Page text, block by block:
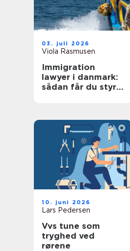
03. juli 2026
Viola Rasmusen
Immigration
lawyer i danmark:
sådan får du styr
10. juni 2026
Lars Pedersen
Vvs tune som
tryghed ved
rørene